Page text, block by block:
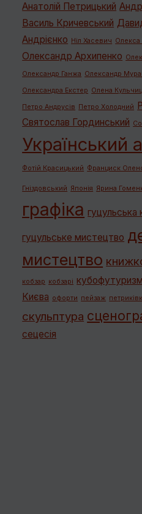
Анатолій Петрицький
Василь Кричевський
Андрієнко
Ніл Хасевич
Олександр Архипенко
Олександр Ганжа Олександр
Олександра Екстер Олена
Петро Андрусів Петро Холодний
Святослав Гординський
Український
Фотій Красицький Франциск
Гніздовський Японія Ярина
графiка гуцульська
гуцульське мистецтво
мистецтво
кобзар кобзарі кубофутуризм
Києва офорти пейзаж
скульптура
сецесія